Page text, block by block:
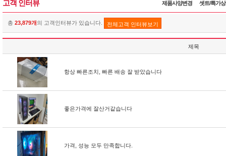
고객 인터뷰 제품사양변경 셋트/특가
총 23,879개의 고객인터뷰가 있습니다. 전체고객 인터뷰보기
제목
항상 빠른조치, 빠른 배송 잘 받았습니다
좋은가격에 잘산거같습니다
가격, 성능 모두 만족합니다.